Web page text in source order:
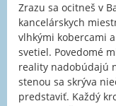
Zrazu sa ocitneš v
kancelárskych
vlhkými kobercami
svetiel. Povedomé
reality nadobúdajú
stenou sa skrýva
predstaviť. Každý